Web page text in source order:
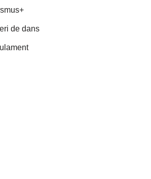
de dans